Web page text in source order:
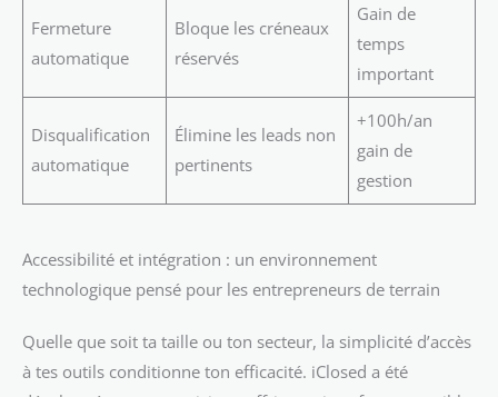
Fermeture
automatique
Bloque les créneaux
réservés
Gain de
temps
important
Disqualification
automatique
Élimine les leads non
pertinents
+100h/an
gain de
gestion
Accessibilité et intégration : un environnement
technologique pensé pour les entrepreneurs de terrain
Quelle que soit ta taille ou ton secteur, la simplicité d’accès
à tes outils conditionne ton efficacité. iClosed a été